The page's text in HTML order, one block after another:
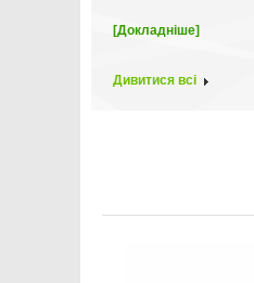
[Докладніше]
Дивитися всі